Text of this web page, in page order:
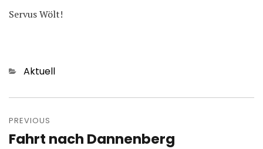
Servus Wölt!
Categories
Aktuell
navigation
PREVIOUS
Previous
Fahrt nach Dannenberg